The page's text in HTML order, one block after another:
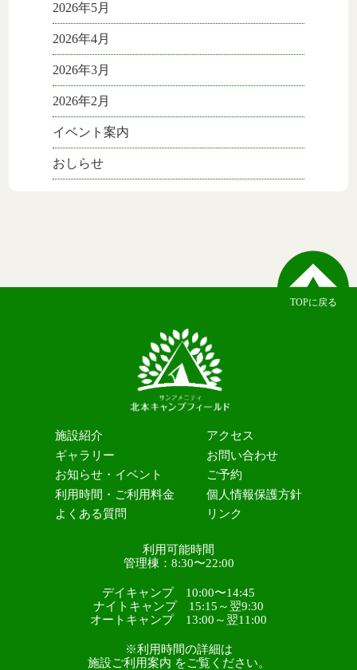
2026年5月
2026年4月
2026年3月
2026年2月
イベント案内
おしらせ
TOPに戻る
施設紹介
ギャラリー
お知らせ・イベント
利用時間・ご利用料金
よくある質問
アクセス
お問い合わせ
ご予約
個人情報保護方針
リンク
利用可能時間
管理棟：8:30〜22:00
デイキャンプ 10:00〜14:45
ナイトキャンプ 15:15～翌9:30
オートキャンプ 13:00～翌11:00
※利用時間の詳細は
施設ご利用案内 をご覧ください。